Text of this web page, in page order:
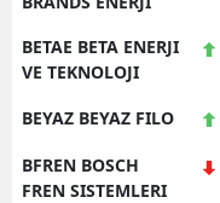
BETAE BETA ENERJI
VE TEKNOLOJI
BEYAZ BEYAZ FILO
BFREN BOSCH
FREN SISTEMLERI